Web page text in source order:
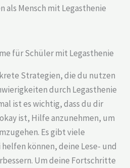
als Mensch mit Legasthenie
für Schüler mit Legasthenie
Strategien, die du nutzen
durch Legasthenie
ist es wichtig, dass du dir
ist, Hilfe anzunehmen, um
Es gibt viele
können, deine Lese- und
Um deine Fortschritte